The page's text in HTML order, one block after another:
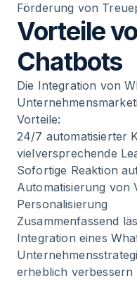
Förderung von
Vorteile
Chatbots
Die Integration von
Vorteile:
24/7 automatisierter
vielversprechende
Sofortige Reaktion
Automatisierung von
Personalisierung
Zusammenfassend
Integration eines
erheblich verbessern